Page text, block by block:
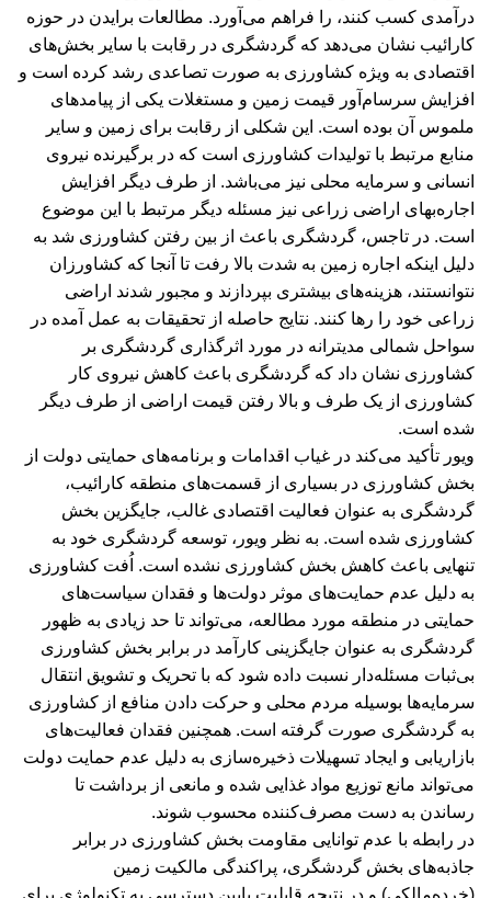
درآمدی کسب کنند، را فراهم می‌آورد. مطالعات برایدن در حوزه
کارائیب نشان می‌دهد که گردشگری در رقابت با سایر بخش‌های
اقتصادی به ویژه کشاورزی به صورت تصاعدی رشد کرده است و
افزایش سرسام‌آور قیمت زمین و مستغلات یکی از پیامدهای
ملموس آن بوده است. این شکلی از رقابت برای زمین و سایر
منابع مرتبط با تولیدات کشاورزی است که در برگیرنده نیروی
انسانی و سرمایه محلی نیز می‌باشد. از طرف دیگر افزایش
اجاره‌بهای اراضی زراعی نیز مسئله دیگر مرتبط با این موضوع
است. در تاجس، گردشگری باعث از بین رفتن کشاورزی شد به
دلیل اینکه اجاره‌ زمین به شدت بالا رفت تا آنجا که کشاورزان
نتوانستند، هزینه‌های بیشتری بپردازند و مجبور شدند اراضی
زراعی خود را رها کنند. نتایج حاصله از تحقیقات به عمل آمده در
سواحل شمالی مدیترانه در مورد اثرگذاری گردشگری بر
کشاورزی نشان داد که گردشگری باعث کاهش نیروی کار
کشاورزی از یک طرف و بالا رفتن قیمت اراضی از طرف دیگر
شده است.
ویور تأکید می‌کند در غیاب اقدامات و برنامه‌های حمایتی دولت از
بخش کشاورزی در بسیاری از قسمت‌های منطقه کارائیب،
گردشگری به عنوان فعالیت اقتصادی غالب، جایگزین بخش
کشاورزی شده است. به نظر ویور، توسعه گردشگری خود به
تنهایی باعث کاهش بخش کشاورزی نشده است. اُفت کشاورزی
به دلیل عدم حمایت‌های موثر دولت‌ها و فقدان سیاست‌های
حمایتی در منطقه مورد مطالعه، می‌تواند تا حد زیادی به ظهور
گردشگری به عنوان جایگزینی کارآمد در برابر بخش کشاورزی
بی‌ثبات مسئله‌دار نسبت داده شود که با تحریک و تشویق انتقال
سرمایه‌ها بوسیله مردم محلی و حرکت دادن منافع از کشاورزی
به گردشگری صورت گرفته است. همچنین فقدان فعالیت‌های
بازاریابی و ایجاد تسهیلات ذخیره‌سازی به دلیل عدم حمایت دولت
می‌تواند مانع توزیع مواد غذایی شده و مانعی از برداشت تا
رساندن به دست مصرف‌کننده محسوب شوند.
در رابطه با عدم توانایی مقاومت بخش کشاورزی در برابر
جاذبه‌های بخش گردشگری، پراکندگی مالکیت زمین
(خرده‌مالکی) و در نتیجه قابلیت پایین دسترسی به تکنولوژی برای